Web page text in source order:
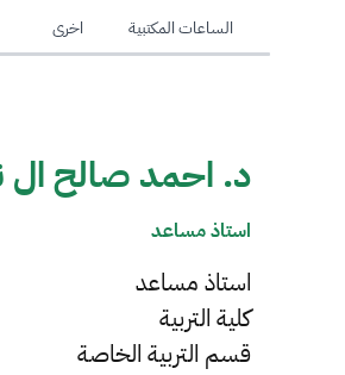
الساعات المكتبية اخرى
د. احمد صالح ال
استاذ مساعد
استاذ مساعد
كلية التربية
قسم التربية الخاصة